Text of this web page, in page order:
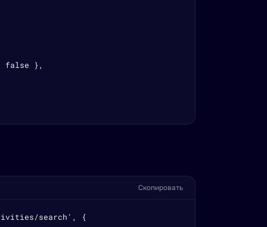
false },
Скопировать
search', {